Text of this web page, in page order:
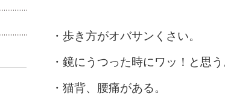
・歩き方がオバサンくさい。
・鏡にうつった時にワッ！と思う
・猫背、腰痛がある。